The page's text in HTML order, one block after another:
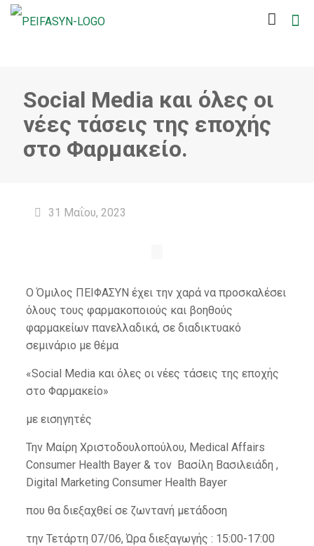
Social Media και όλες οι
νέες τάσεις της εποχής
στο Φαρμακείο.
31 Μαΐου, 2023
Ο Όμιλος ΠΕΙΦΑΣΥΝ έχει την χαρά να προσκαλέσει
όλους τους φαρμακοποιούς και βοηθούς
φαρμακείων πανελλαδικά, σε διαδικτυακό
σεμινάριο με θέμα
«Social Media και όλες οι νέες τάσεις της εποχής
στο Φαρμακείο»
με εισηγητές
Την Μαίρη Χριστοδουλοπούλου, Medical Affairs
Consumer Health Bayer & τον Βασίλη Βασιλειάδη ,
Digital Marketing Consumer Health Bayer
που θα διεξαχθεί σε ζωντανή μετάδοση
την Τετάρτη 07/06, Ώρα διεξαγωγής : 15:00-17:00